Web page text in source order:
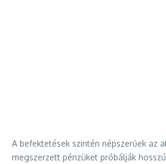
A befektetések szintén népszerűek az
megszerzett pénzüket próbálják